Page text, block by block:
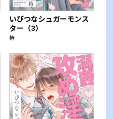
いびつなシュガーモンス
ター（3）
椿